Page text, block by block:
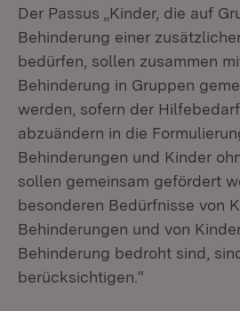
Der Passus „Kinder, die auf
Behinderung einer
bedürfen, sollen zusammen
Behinderung in Gruppen
werden, sofern der
abzuändern in die
Behinderungen und Kinder
sollen gemeinsam gefördert
besonderen Bedürfnisse von
Behinderungen und von
Behinderung bedroht sind,
berücksichtigen.“